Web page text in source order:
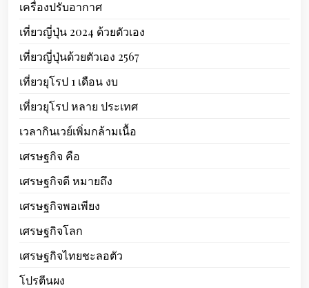
เครื่องปรับอากาศ
เที่ยวญี่ปุ่น 2024 ด้วยตัวเอง
เที่ยวญี่ปุ่นด้วยตัวเอง 2567
เที่ยวยุโรป 1 เดือน งบ
เที่ยวยุโรป หลาย ประเทศ
เวลากินเวย์เพิ่มกล้ามเนื้อ
เศรษฐกิจ คือ
เศรษฐกิจดี หมายถึง
เศรษฐกิจพอเพียง
เศรษฐกิจโลก
เศรษฐกิจไทยชะลอตัว
โปรตีนผง